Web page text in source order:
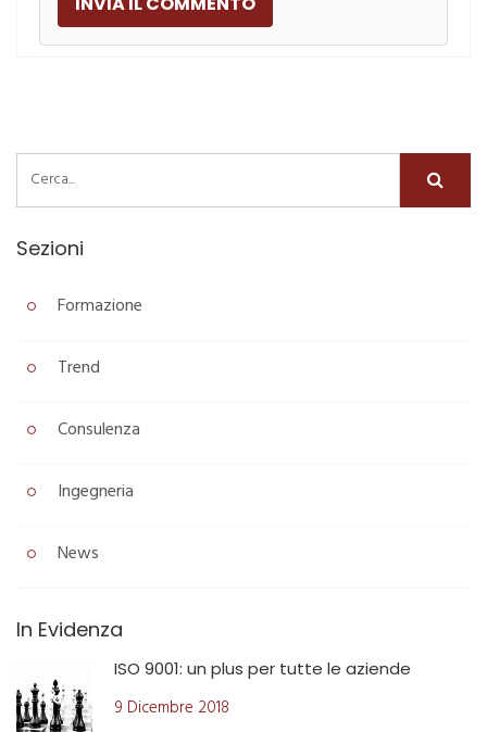
Sezioni
Formazione
Trend
Consulenza
Ingegneria
News
In Evidenza
ISO 9001: un plus per tutte le aziende
9 Dicembre 2018